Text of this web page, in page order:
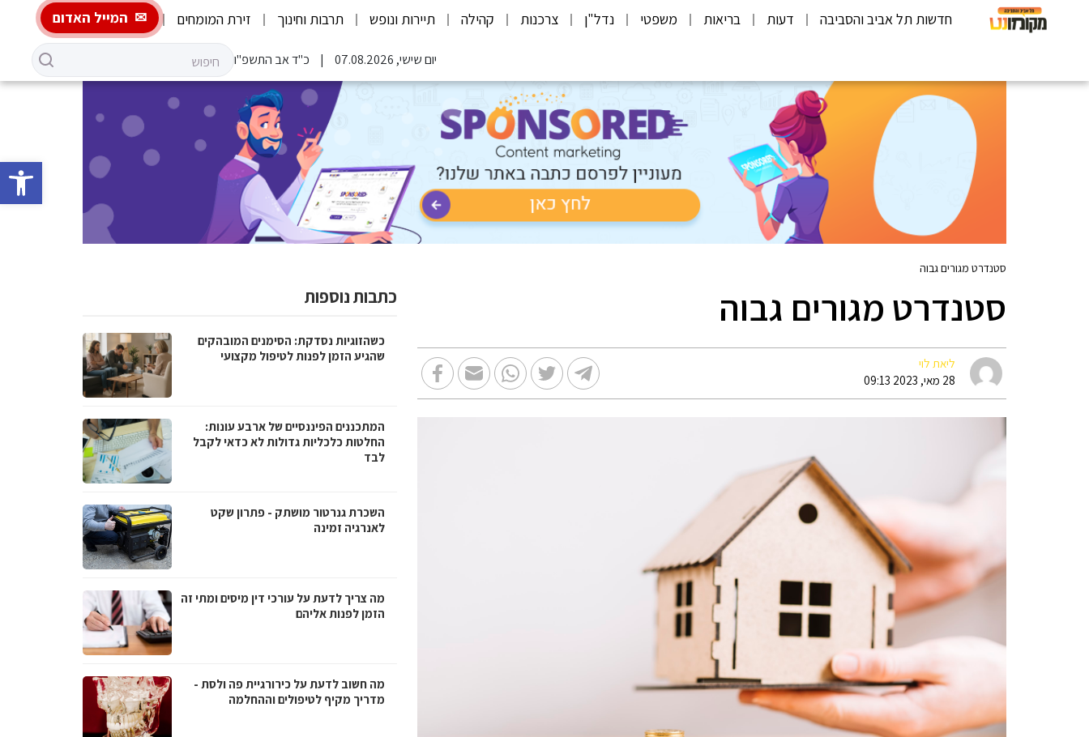
פתח
חדשות תל אביב והסביבה דעות בריאות משפטי נדל"ן צרכנות קהילה תיירות ונופש תרבות וחינוך זירת המומחים המייל האדום
יום שישי, 07.08.2026 כ"ד אב התשפ"ו
סטנדרט מגורים גבוה
סטנדרט מגורים גבוה
ליאת לוי
28 מאי, 2023 09:13
כתבות נוספות
כשהזוגיות נסדקת: הסימנים המובהקים
שהגיע הזמן לפנות לטיפול מקצועי
המתכננים הפיננסיים של ארבע עונות:
החלטות כלכליות גדולות לא כדאי לקבל
לבד
השכרת גנרטור מושתק - פתרון שקט
לאנרגיה זמינה
מה צריך לדעת על עורכי דין מיסים ומתי זה
הזמן לפנות אליהם
מה חשוב לדעת על כירורגיית פה ולסת -
מדריך מקיף לטיפולים וההחלמה